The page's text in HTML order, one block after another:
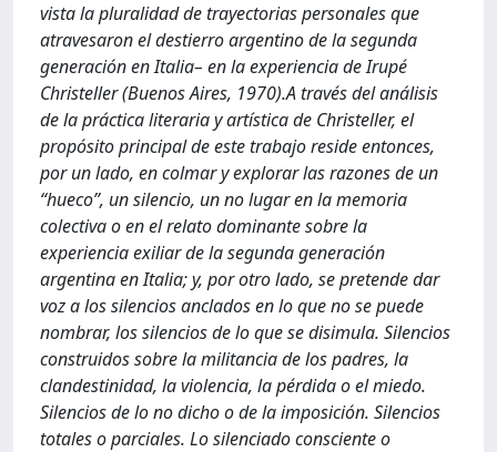
vista la pluralidad de trayectorias personales que
atravesaron el destierro argentino de la segunda
generación en Italia– en la experiencia de Irupé
Christeller (Buenos Aires, 1970).A través del análisis
de la práctica literaria y artística de Christeller, el
propósito principal de este trabajo reside entonces,
por un lado, en colmar y explorar las razones de un
“hueco”, un silencio, un no lugar en la memoria
colectiva o en el relato dominante sobre la
experiencia exiliar de la segunda generación
argentina en Italia; y, por otro lado, se pretende dar
voz a los silencios anclados en lo que no se puede
nombrar, los silencios de lo que se disimula. Silencios
construidos sobre la militancia de los padres, la
clandestinidad, la violencia, la pérdida o el miedo.
Silencios de lo no dicho o de la imposición. Silencios
totales o parciales. Lo silenciado consciente o